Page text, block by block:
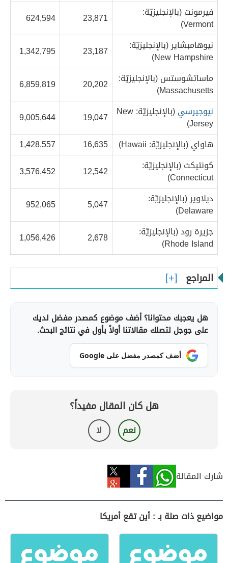
فيرمونت (بالإنجليزيّة:
Vermont)
23,871
624,594
نيوهامبشاير (بالإنجليزيّة:
New Hampshire)
23,187
1,342,795
ماساتشوستس (بالإنجليزيّة:
Massachusetts)
20,202
6,859,819
نيوجيرسي
(بالإنجليزيّة: New
Jersey)
19,047
9,005,644
هاواي (بالإنجليزيّة: Hawaii)
16,635
1,428,557
كونتيكت (بالإنجليزيّة:
Connecticut)
12,542
3,576,452
ديلاوير (بالإنجليزيّة:
Delaware)
5,047
952,065
جزيرة رود (بالإنجليزيّة:
Rhode Island)
2,678
1,056,426
المراجع
هل يعجبك محتوانا؟ أضف موضوع كمصدر مفضل لديك
على جوجل لتصلك مقالاتنا أولاً بأول في نتائج البحث.
أضف كمصدر مفضل على Google
هل كان المقال مفيداً؟
نعم لا
شارك المقالة
مواضيع ذات صلة بـ : أين تقع أمريكا